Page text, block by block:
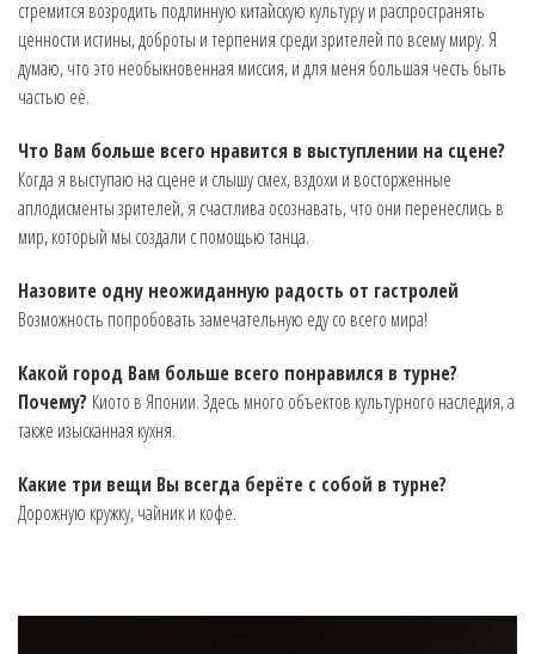
стремится возродить подлинную китайскую культуру и распространять
ценности истины, доброты и терпения среди зрителей по всему миру. Я
думаю, что это необыкновенная миссия, и для меня большая честь быть
частью её.
Что Вам больше всего нравится в выступлении на сцене?
Когда я выступаю на сцене и слышу смех, вздохи и восторженные
аплодисменты зрителей, я счастлива осознавать, что они перенеслись в
мир, который мы создали с помощью танца.
Назовите одну неожиданную радость от гастролей
Возможность попробовать замечательную еду со всего мира!
Какой город Вам больше всего понравился в турне?
Почему? Киото в Японии. Здесь много объектов культурного наследия, а
также изысканная кухня.
Какие три вещи Вы всегда берёте с собой в турне?
Дорожную кружку, чайник и кофе.